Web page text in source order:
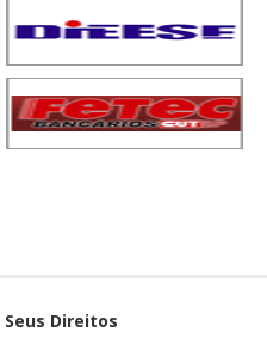
Seus Direitos